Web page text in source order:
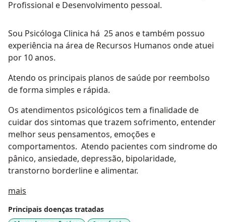
Profissional e Desenvolvimento pessoal.
Sou Psicóloga Clinica há 25 anos e também possuo
experiência na área de Recursos Humanos onde atuei
por 10 anos.
Atendo os principais planos de saúde por reembolso
de forma simples e rápida.
Os atendimentos psicológicos tem a finalidade de
cuidar dos sintomas que trazem sofrimento, entender
melhor seus pensamentos, emoções e
comportamentos. Atendo pacientes com sindrome do
pânico, ansiedade, depressão, bipolaridade,
transtorno borderline e alimentar.
mais
Principais doenças tratadas